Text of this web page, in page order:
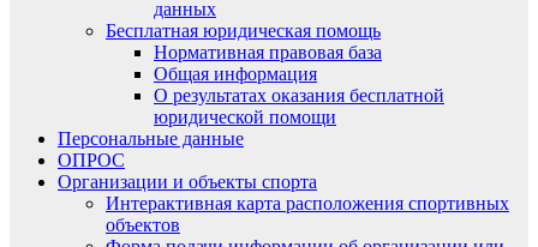
данных
Бесплатная юридическая помощь
Нормативная правовая база
Общая информация
О результатах оказания бесплатной
юридической помощи
Персональные данные
ОПРОС
Организации и объекты спорта
Интерактивная карта расположения спортивных
объектов